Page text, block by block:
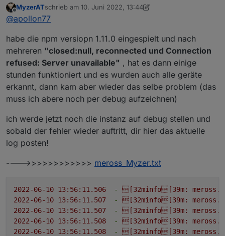
immer die aktuelle Beta-Repo version
Offline
MyzerATschrieb am 10. Juni 2022, 13:44
zuletzt editiert von MyzerAT6. Okt. 2022, 16:20
@apollon77
habe die npm versiopn 1.11.0 eingespielt und nach
mehreren "closed:null, reconnected und Connection
refused: Server unavailable" , hat es dann einige
stunden funktioniert und es wurden auch alle geräte
erkannt, dann kam aber wieder das selbe problem (das
muss ich abere noch per debug aufzeichnen)
ich werde jetzt noch die instanz auf debug stellen und
sobald der fehler wieder auftritt, dir hier das aktuelle
log posten!
---->>>>>>>>>>>> meross_Myzer.txt
2022-06-10 13:56:11.506 - [32minfo[39m:
meross.0
2022-06-10 13:56:11.507
- [32minfo[39m:
meross.0
2022-06-10 13:56:11.507
- [32minfo[39m:
meross.0
2022-06-10 13:56:11.508
- [32minfo[39m:
meross.0
2022-06-10 13:56:11.508
- [32minfo[39m:
meross.0